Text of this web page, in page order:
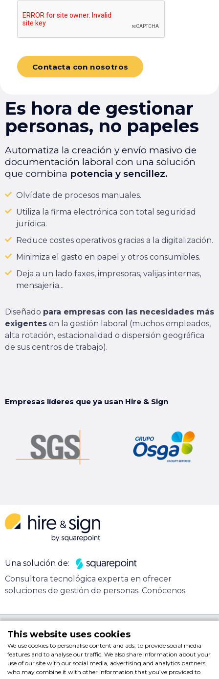
This website uses cookies
We use cookies to personalise content and ads, to provide social media
features and to analyse our traffic. We also share information about your
use of our site with our social media, advertising and analytics partners
who may combine it with other information that you’ve provided to
Es hora de gestionar
personas, no papeles
Automatiza la creación y envío masivo de
documentación laboral con una solución
que combina potencia y sencillez.
Olvídate de procesos manuales.
Utiliza la firma electrónica con total seguridad
jurídica.
Reduce costes operativos gracias a la digitalización.
Minimiza el gasto en papel y otros consumibles.
Deja a un lado faxes, impresoras, valijas internas,
mensajería...
Diseñado para empresas con las necesidades más
exigentes en la gestión laboral (muchos empleados,
alta rotación, estacionalidad o dispersión geográfica
de sus centros de trabajo).
Empresas líderes que ya usan Hire & Sign
Una solución de:
Consultora tecnológica experta en ofrecer
soluciones de gestión de personas. Conócenos.
Nota legal